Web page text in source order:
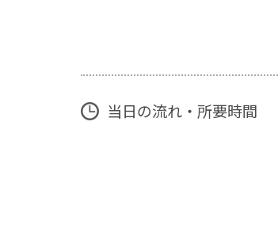
当日の流れ・所要時間